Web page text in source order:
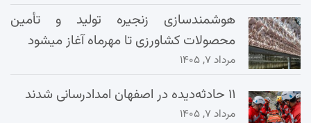
هوشمندسازی زنجیره تولید و تأمین
محصولات کشاورزی تا مهرماه آغاز میشود
مرداد ۷, ۱۴۰۵
۱۱ حادثه‌دیده در اصفهان امدادرسانی شدند
مرداد ۷, ۱۴۰۵